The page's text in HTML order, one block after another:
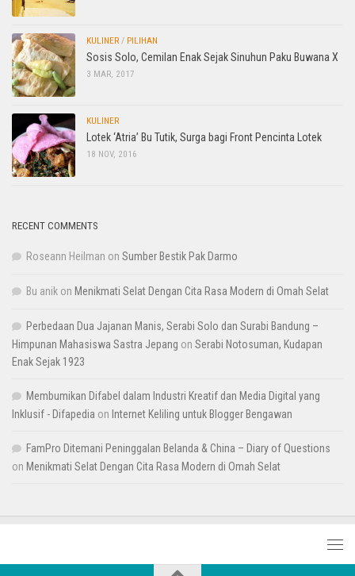
KULINER / PILIHAN
Sosis Solo, Cemilan Enak Sejak Sinuhun Paku Buwana X
3 MAR, 2017
KULINER
Lotek ‘Atria’ Bu Tutik, Surga bagi Front Pencinta Lotek
18 NOV, 2016
RECENT COMMENTS
Roseann Heilman on Sumber Bestik Pak Darmo
Bu anik on Menikmati Selat Dengan Cita Rasa Modern di Omah Selat
Perbedaan Dua Jajanan Manis, Serabi Solo dan Surabi Bandung –
Himpunan Mahasiswa Sastra Jepang on Serabi Notosuman, Kudapan
Enak Sejak 1923
Membumikan Difabel dalam Industri Kreatif dan Media Digital yang
Inklusif - Difapedia on Internet Keliling untuk Blogger Bengawan
FamPro Ditemani Peninggalan Belanda & China – Diary of Questions
on Menikmati Selat Dengan Cita Rasa Modern di Omah Selat